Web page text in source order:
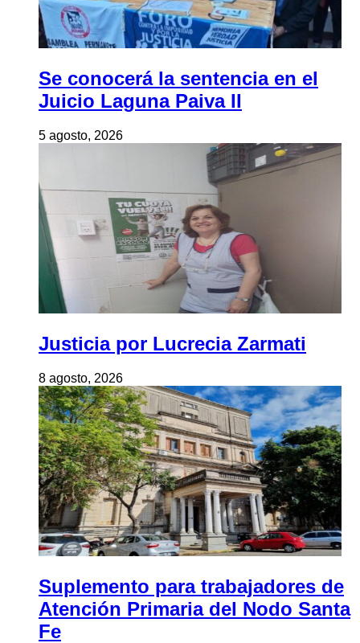
Se conocerá la sentencia en el
Juicio Laguna Paiva II
5 agosto, 2026
Justicia por Lucrecia Zarmati
8 agosto, 2026
Suplemento para trabajadores de
Atención Primaria del Nodo Santa
Fe